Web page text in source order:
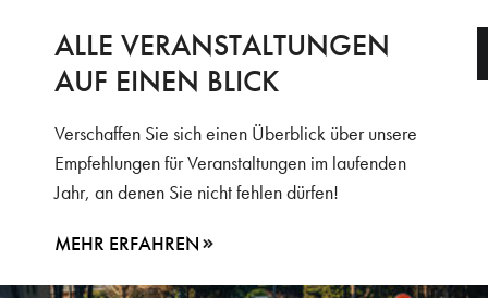
ALLE VERANSTALTUNGEN
AUF EINEN BLICK
Verschaffen Sie sich einen Überblick über unsere
Empfehlungen für Veranstaltungen im laufenden
Jahr, an denen Sie nicht fehlen dürfen!
MEHR ERFAHREN